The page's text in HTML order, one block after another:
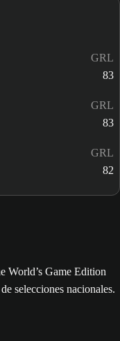
GRL
83
GRL
83
GRL
82